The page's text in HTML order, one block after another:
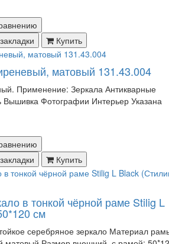
Купить
матовый 131.43.004
Применение: Зеркала Антикварные
Фотографии Интерьер Указана
Купить
в тонкой чёрной раме Stilig L
см
серебряное зеркало Материал